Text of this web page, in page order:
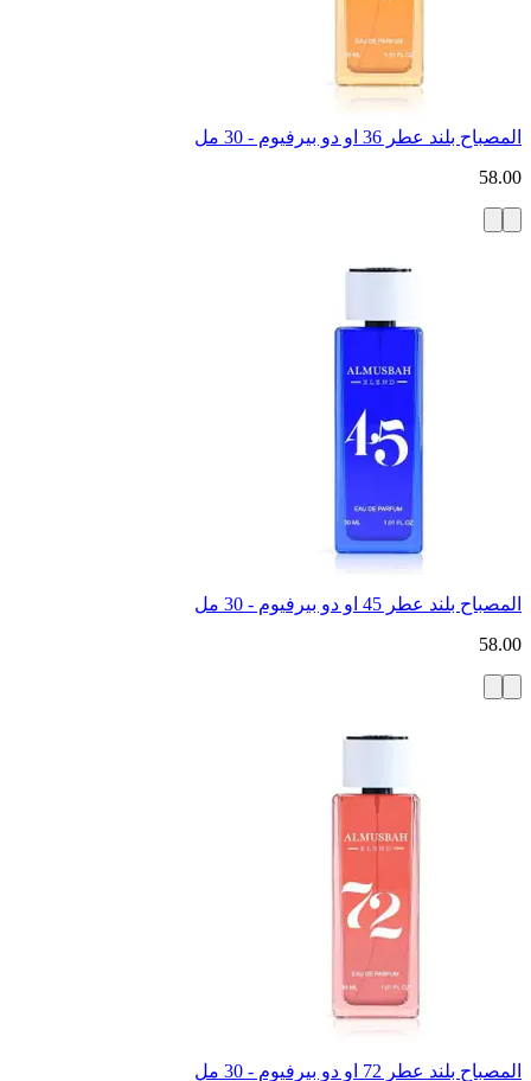
المصباح بلند عطر 36 او دو بيرفيوم - 30 مل
58.00
المصباح بلند عطر 45 او دو بيرفيوم - 30 مل
58.00
المصباح بلند عطر 72 او دو بيرفيوم - 30 مل